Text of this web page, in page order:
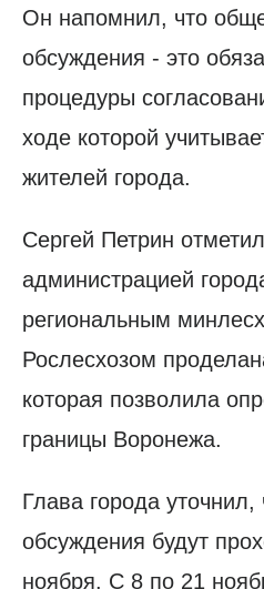
Он напомнил, что
обсуждения - это
процедуры
ходе которой
жителей города.
Сергей Петрин
администрацией
региональным
Рослесхозом
которая позволила
границы Воронежа.
Глава города
обсуждения будут
ноября. С 8 по 21